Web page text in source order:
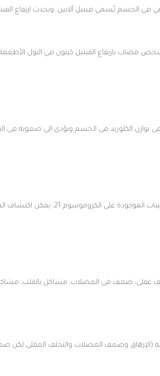
في الجسم يُسمى فينيل آلانين. ويحدث ارتفاع
شخص مصاب بارتفاع الفينيل كيتون في البول
الكلوريد فى الجسم ويؤدى الى صعوبة فى
متلازمة داون وهى شذوذ كروموسومى شائع
وضعف العضلات والتخلف العقلى